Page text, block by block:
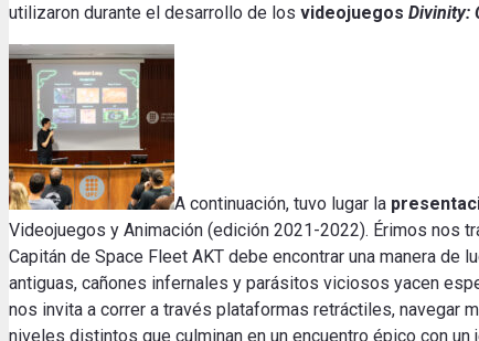
utilizaron durante el desarrollo de los videojuegos Divinity:
A continuación, tuvo lugar la
Videojuegos y Animación (edición 2021-2022). Érimos nos
Capitán de Space Fleet AKT debe encontrar una manera de
antiguas, cañones infernales y parásitos viciosos yacen
nos invita a correr a través plataformas retráctiles, navegar
niveles distintos que culminan en un encuentro épico con un